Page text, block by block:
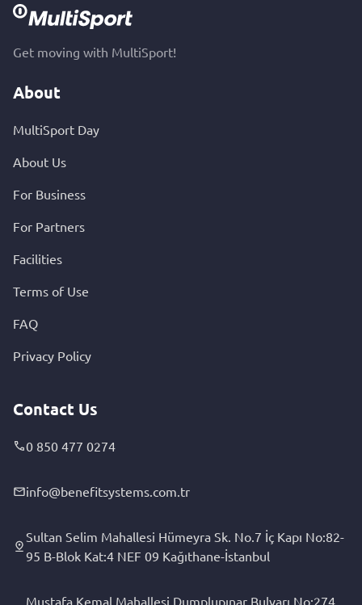
Get moving with MultiSport!
About
MultiSport Day
About Us
For Business
For Partners
Facilities
Terms of Use
FAQ
Privacy Policy
Contact Us
0 850 477 0274
info@benefitsystems.com.tr
Sultan Selim Mahallesi Hümeyra Sk. No.7 İç Kapı No:82-
95 B-Blok Kat:4 NEF 09 Kağıthane-İstanbul
Mustafa Kemal Mahallesi Dumplupınar Bulvarı No:274